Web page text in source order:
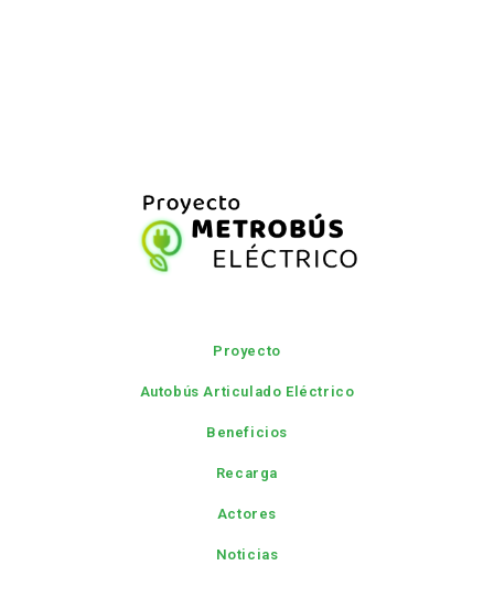
Proyecto
Autobús Articulado Eléctrico
Beneficios
Recarga
Actores
Noticias